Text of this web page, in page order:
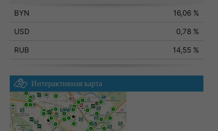
BYN
16,06 %
USD
0,78 %
RUB
14,55 %
Интерактивная карта